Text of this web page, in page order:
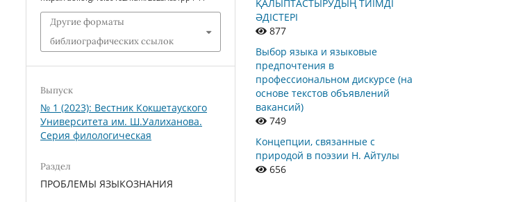
Другие форматы
библиографических ссылок
Выпуск
№ 1 (2023): Вестник Кокшетауского
Университета им. Ш.Уалиханова.
Серия филологическая
Раздел
ПРОБЛЕМЫ ЯЗЫКОЗНАНИЯ
ҚАЛЫПТАСТЫРУДЫҢ ТИІМДІ
ӘДІСТЕРІ
877
Выбор языка и языковые
предпочтения в
профессиональном дискурсе (на
основе текстов объявлений
вакансий)
749
Концепции, связанные с
природой в поэзии Н. Айтулы
656